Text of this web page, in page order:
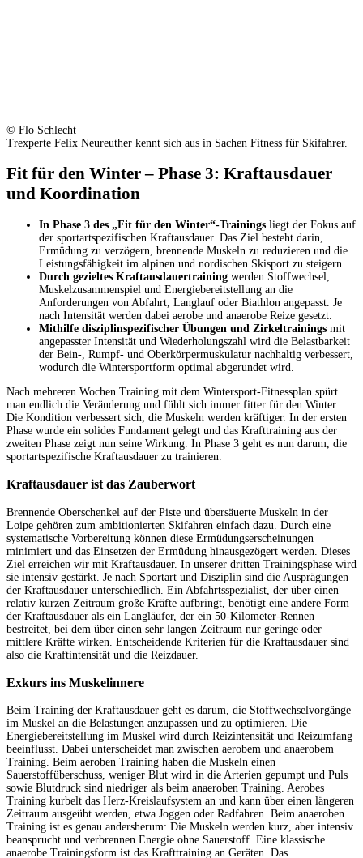
© Flo Schlecht
Trexperte Felix Neureuther kennt sich aus in Sachen Fitness für Skifahrer.
Fit für den Winter – Phase 3: Kraftausdauer
und Koordination
In Phase 3 des „Fit für den Winter“-Trainings liegt der Fokus auf
der sportartspezifischen Kraftausdauer. Das Ziel besteht darin,
Ermüdung zu verzögern, brennende Muskeln zu reduzieren und die
Leistungsfähigkeit im alpinen und nordischen Skisport zu steigern.
Durch gezieltes Kraftausdauertraining werden Stoffwechsel,
Muskelzusammenspiel und Energiebereitstellung an die
Anforderungen von Abfahrt, Langlauf oder Biathlon angepasst. Je
nach Intensität werden dabei aerobe und anaerobe Reize gesetzt.
Mithilfe disziplinspezifischer Übungen und Zirkeltrainings mit
angepasster Intensität und Wiederholungszahl wird die Belastbarkeit
der Bein-, Rumpf- und Oberkörpermuskulatur nachhaltig verbessert,
wodurch die Wintersportform optimal abgerundet wird.
Nach mehreren Wochen Training mit dem Wintersport-Fitnessplan spürt
man endlich die Veränderung und fühlt sich immer fitter für den Winter.
Die Kondition verbessert sich, die Muskeln werden kräftiger. In der ersten
Phase wurde ein solides Fundament gelegt und das Krafttraining aus der
zweiten Phase zeigt nun seine Wirkung. In Phase 3 geht es nun darum, die
sportartspezifische Kraftausdauer zu trainieren.
Kraftausdauer ist das Zauberwort
Brennende Oberschenkel auf der Piste und übersäuerte Muskeln in der
Loipe gehören zum ambitionierten Skifahren einfach dazu. Durch eine
systematische Vorbereitung können diese Ermüdungserscheinungen
minimiert und das Einsetzen der Ermüdung hinausgezögert werden. Dieses
Ziel erreichen wir mit Kraftausdauer. In unserer dritten Trainingsphase wird
sie intensiv gestärkt. Je nach Sportart und Disziplin sind die Ausprägungen
der Kraftausdauer unterschiedlich. Ein Abfahrtsspezialist, der über einen
relativ kurzen Zeitraum große Kräfte aufbringt, benötigt eine andere Form
der Kraftausdauer als ein Langläufer, der ein 50-Kilometer-Rennen
bestreitet, bei dem über einen sehr langen Zeitraum nur geringe oder
mittlere Kräfte wirken. Entscheidende Kriterien für die Kraftausdauer sind
also die Kraftintensität und die Reizdauer.
Exkurs ins Muskelinnere
Beim Training der Kraftausdauer geht es darum, die Stoffwechselvorgänge
im Muskel an die Belastungen anzupassen und zu optimieren. Die
Energiebereitstellung im Muskel wird durch Reizintensität und Reizumfang
beeinflusst. Dabei unterscheidet man zwischen aerobem und anaerobem
Training. Beim aeroben Training haben die Muskeln einen
Sauerstoffüberschuss, weniger Blut wird in die Arterien gepumpt und Puls
sowie Blutdruck sind niedriger als beim anaeroben Training. Aerobes
Training kurbelt das Herz-Kreislaufsystem an und kann über einen längeren
Zeitraum ausgeübt werden, etwa Joggen oder Radfahren. Beim anaeroben
Training ist es genau andersherum: Die Muskeln werden kurz, aber intensiv
beansprucht und verbrennen Energie ohne Sauerstoff. Eine klassische
anaerobe Trainingsform ist das Krafttraining an Geräten. Das